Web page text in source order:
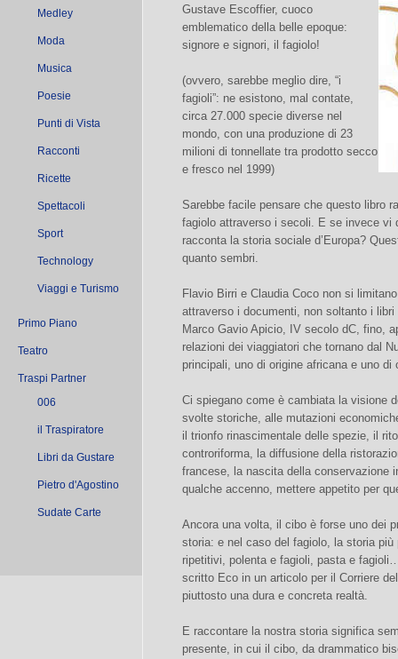
Medley
Moda
Musica
Poesie
Punti di Vista
Racconti
Ricette
Spettacoli
Sport
Technology
Viaggi e Turismo
Primo Piano
Teatro
Traspi Partner
006
il Traspiratore
Libri da Gustare
Pietro d'Agostino
Sudate Carte
Gustave Escoffier, cuoco
emblematico della belle epoque:
signore e signori, il fagiolo!
(ovvero, sarebbe meglio dire, “i
fagioli”: ne esistono, mal contate,
circa 27.000 specie diverse nel
mondo, con una produzione di 23
milioni di tonnellate tra prodotto secco
e fresco nel 1999)
Sarebbe facile pensare che questo libro
fagiolo attraverso i secoli. E se invece vi
racconta la storia sociale d’Europa?
quanto sembri.
Flavio Birri e Claudia Coco non si
attraverso i documenti, non soltanto i
Marco Gavio Apicio, IV secolo dC, fino,
relazioni dei viaggiatori che tornano dal
principali, uno di origine africana e uno di
Ci spiegano come è cambiata la visione
svolte storiche, alle mutazioni
il trionfo rinascimentale delle spezie, il
controriforma, la diffusione della
francese, la nascita della
qualche accenno, mettere appetito per
Ancora una volta, il cibo è forse uno dei
storia: e nel caso del fagiolo, la storia
ripetitivi, polenta e fagioli, pasta e
scritto Eco in un articolo per il Corriere
piuttosto una dura e concreta realtà.
E raccontare la nostra storia significa
presente, in cui il cibo, da drammatico